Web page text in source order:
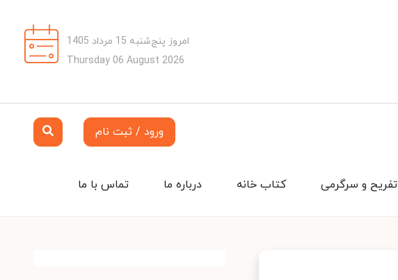
امروز پنج‌شنبه 15 مرداد 1405
Thursday 06 August 2026
ورود / ثبت نام
تماس با ما درباره ما کتاب خانه تفریح و سرگرمی